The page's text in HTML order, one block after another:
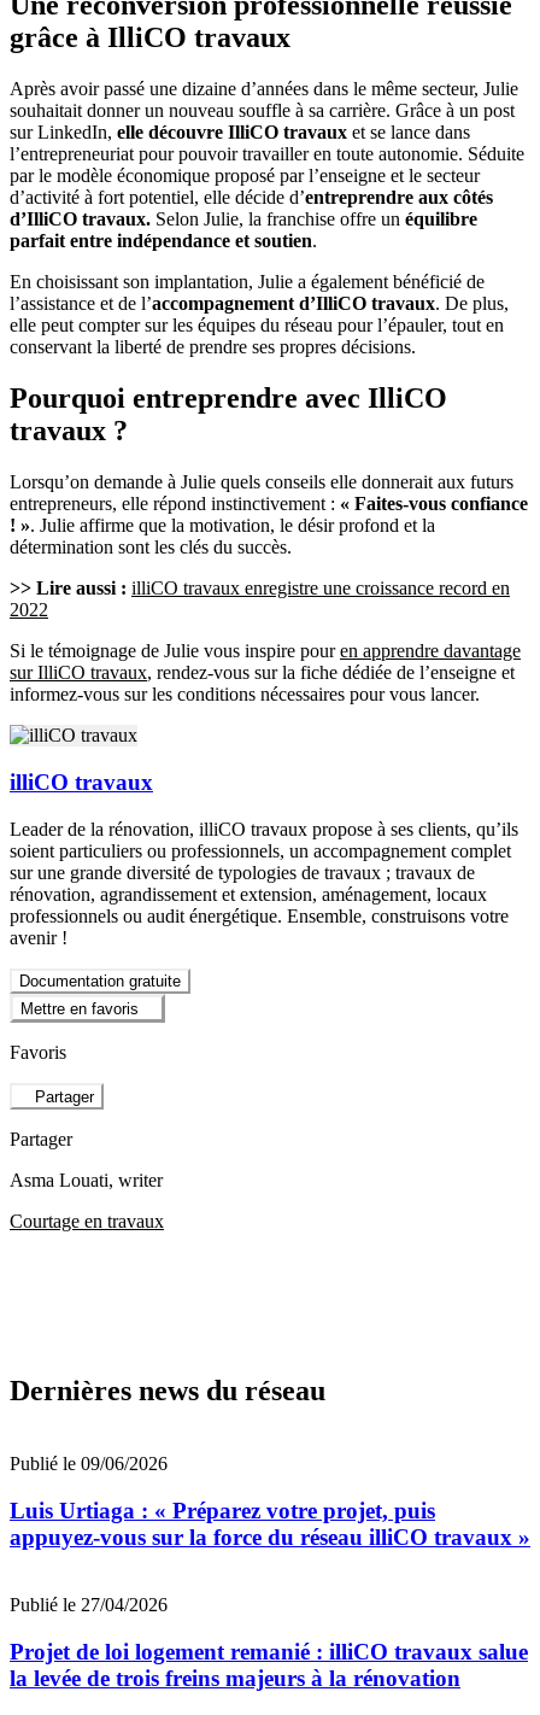
grâce à IlliCO travaux
Après avoir passé une dizaine d’années dans le même secteur, Julie
souhaitait donner un nouveau souffle à sa carrière. Grâce à un post
sur LinkedIn, elle découvre IlliCO travaux et se lance dans
l’entrepreneuriat pour pouvoir travailler en toute autonomie. Séduite
par le modèle économique proposé par l’enseigne et le secteur
d’activité à fort potentiel, elle décide d’entreprendre aux côtés
d’IlliCO travaux. Selon Julie, la franchise offre un équilibre
parfait entre indépendance et soutien.
En choisissant son implantation, Julie a également bénéficié de
l’assistance et de l’accompagnement d’IlliCO travaux. De plus,
elle peut compter sur les équipes du réseau pour l’épauler, tout en
conservant la liberté de prendre ses propres décisions.
Pourquoi entreprendre avec IlliCO
travaux ?
Lorsqu’on demande à Julie quels conseils elle donnerait aux futurs
entrepreneurs, elle répond instinctivement : « Faites-vous confiance
! ». Julie affirme que la motivation, le désir profond et la
détermination sont les clés du succès.
>> Lire aussi : illiCO travaux enregistre une croissance record en
2022
Si le témoignage de Julie vous inspire pouren apprendre davantage
sur IlliCO travaux, rendez-vous sur la fiche dédiée de l’enseigne et
informez-vous sur les conditions nécessaires pour vous lancer.
illiCO travaux
Leader de la rénovation, illiCO travaux propose à ses clients, qu’ils
soient particuliers ou professionnels, un accompagnement complet
sur une grande diversité de typologies de travaux ; travaux de
rénovation, agrandissement et extension, aménagement, locaux
professionnels ou audit énergétique. Ensemble, construisons votre
avenir !
Documentation gratuite
Mettre en favoris
Favoris
Partager
Partager
Asma Louati, writer
Courtage en travaux
Dernières news du réseau
Publié le 09/06/2026
Luis Urtiaga : « Préparez votre projet, puis
appuyez-vous sur la force du réseau illiCO travaux »
Publié le 27/04/2026
Projet de loi logement remanié : illiCO travaux salue
la levée de trois freins majeurs à la rénovation